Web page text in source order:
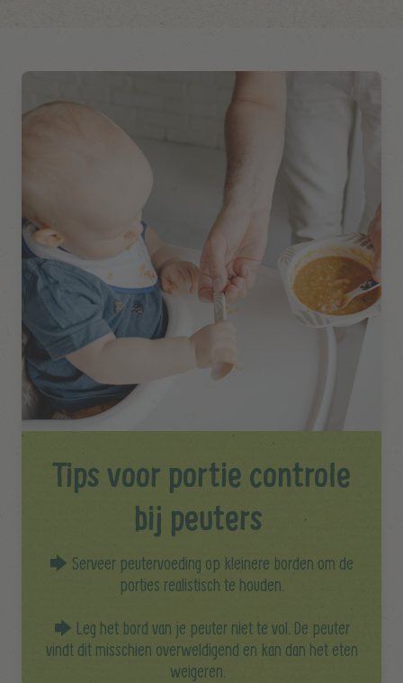
Tips voor portie controle
bij peuters
🡆 Serveer peutervoeding op kleinere borden om de
porties realistisch te houden.
🡆 Leg het bord van je peuter niet te vol. De peuter
vindt dit misschien overweldigend en kan dan het eten
weigeren.